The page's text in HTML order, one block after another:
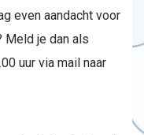
even aandacht voor
Meld je dan als
uur via mail naar